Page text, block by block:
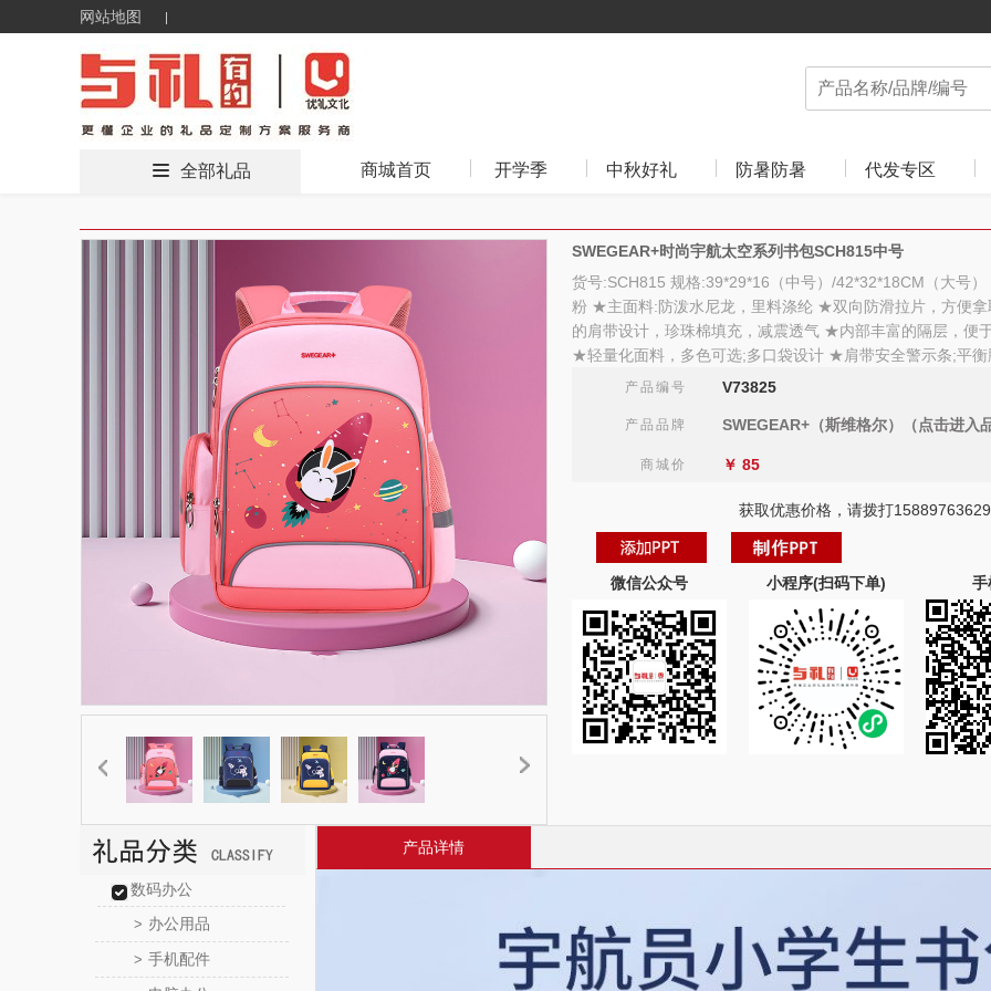
网站地图
全部礼品 商城首页 开学季 中秋好礼 防暑防暑 代发专区
SWEGEAR+时尚宇航太空系列书包SCH815中号
货号:SCH815 规格:39*29*16（中号）/42*32*18CM（大号
粉 ★主面料:防泼水尼龙，里料涤纶 ★双向防滑拉片，方便
的肩带设计，珍珠棉填充，减震透气 ★内部丰富的隔层，便
★轻量化面料，多色可选;多口袋设计 ★肩带安全警示条;平衡
产品编号 V73825
产品品牌 SWEGEAR+（斯维格尔）（点击进入
商城价 ￥ 85
获取优惠价格，请拨打15889763629
微信公众号 小程序(扫码下单) 手
数码办公
> 办公用品
> 手机配件
产品详情